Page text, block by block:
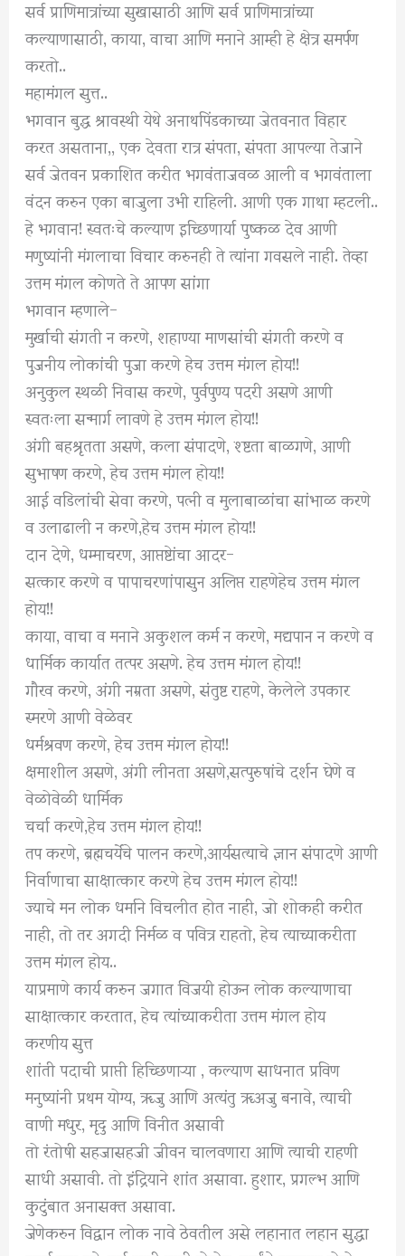
कल्याणासाठी, काया, वाचा आणि मनाने आम्ही हे क्षेत्र समर्पण
करतो..
महामंगल सुत्त..
भगवान बुद्ध श्रावस्थी येथे अनाथपिंडकाच्या जेतवनात विहार
करत असताना,, एक देवता रात्र संपता, संपता आपल्या तेजाने
सर्व जेतवन प्रकाशित करीत भगवंताजवळ आली व भगवंताला
वंदन करुन एका बाजुला उभी राहिली. आणी एक गाथा म्हटली..
हे भगवान! स्वतःचे कल्याण इच्छिणार्या पुष्कळ देव आणी
मणुष्यांनी मंगलाचा विचार करुनही ते त्यांना गवसले नाही. तेव्हा
उत्तम मंगल कोणते ते आपण सांगा
भगवान म्हणाले-
मुर्खाची संगती न करणे, शहाण्या माणसांची संगती करणे व
पुजनीय लोकांची पुजा करणे हेच उत्तम मंगल होय!!
अनुकुल स्थळी निवास करणे, पुर्वपुण्य पदरी असणे आणी
स्वतःला सन्मार्ग लावणे हे उत्तम मंगल होय!!
अंगी बहश्रृतता असणे, कला संपादणे, श्ष्टता बाळगणे, आणी
सुभाषण करणे, हेच उत्तम मंगल होय!!
आई वडिलांची सेवा करणे, पत्नी व मुलाबाळांचा सांभाळ करणे
व उलाढाली न करणे,हेच उत्तम मंगल होय!!
दान देणे, धम्माचरण, आप्तेष्टांचा आदर-
सत्कार करणे व पापाचरणांपासुन अलिप्त राहणेहेच उत्तम मंगल
होय!!
काया, वाचा व मनाने अकुशल कर्म न करणे, मद्यपान न करणे व
धार्मिक कार्यात तत्पर असणे. हेच उत्तम मंगल होय!!
गौरव करणे, अंगी नम्रता असणे, संतुष्ट राहणे, केलेले उपकार
स्मरणे आणी वेळेवर
धर्मश्रवण करणे, हेच उत्तम मंगल होय!!
क्षमाशील असणे, अंगी लीनता असणे,सत्पुरुषांचे दर्शन घेणे व
वेळोवेळी धार्मिक
चर्चा करणे,हेच उत्तम मंगल होय!!
तप करणे, ब्रह्मचर्येचे पालन करणे,आर्यसत्याचे ज्ञान संपादणे आणी
निर्वाणाचा साक्षात्कार करणे हेच उत्तम मंगल होय!!
ज्याचे मन लोक धर्माने विचलीत होत नाही, जो शोकही करीत
नाही, तो तर अगदी निर्मळ व पवित्र राहतो, हेच त्याच्याकरीता
उत्तम मंगल होय..
याप्रमाणे कार्य करुन जगात विजयी होऊन लोक कल्याणाचा
साक्षात्कार करतात, हेच त्यांच्याकरीता उत्तम मंगल होय
करणीय सुत्त
शांती पदाची प्राप्ती हिच्छिणाऱ्या , कल्याण साधनात प्रविण
मनुष्यांनी प्रथम योग्य, ॠजु आणि अत्यंतु ॠअजु बनावे, त्याची
वाणी मधुर, मृदु आणि विनीत असावी
तो रंतोषी सहजासहजी जीवन चालवणारा आणि त्याची राहणी
साधी असावी. तो इंद्रियाने शांत असावा. हुशार, प्रगल्भ आणि
कुटुंबात अनासक्त असावा.
जेणेकरुन विद्वान लोक नावे ठेवतील असे लहानात लहान सुद्धा